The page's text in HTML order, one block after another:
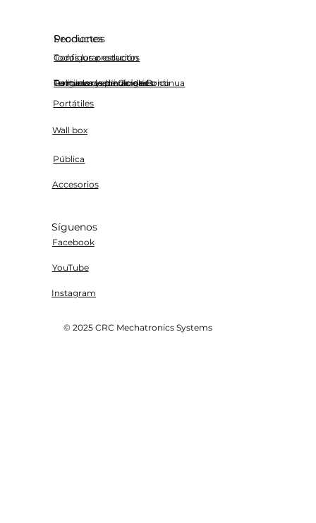
Síguenos
Facebook
YouTube
Instagram
Productos
Cargadores de Carga Continua
Todos los productos
Wall box
Portátiles
Accesorios
Pública
Secciones
Terminos y condiciones
Configurar estación
Tu nuevo vehículo eléctrico
Politicas de privacidad
© 2025 CRC Mechatronics Systems